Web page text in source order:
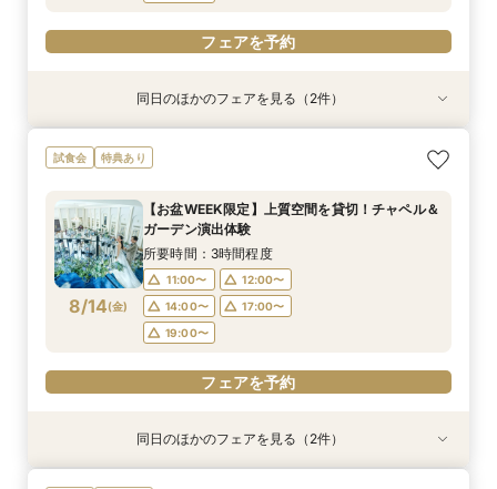
フェアを予約
特典あり
8/13(木)
2名様～少人数プラン【送迎付きで安心】一組貸
切でおススメ♪
12:00〜
13:00〜
15:00〜
17:00〜
18:00〜
フェアを予約
8/13(木)
【遠方の方◎オンライン相談会】スマホで簡単！
豪華5大特典付き
12:00〜
13:00〜
15:00〜
17:00〜
18:00〜
フェアを予約
同日のほかのフェアを見る（2件）
試食会 特典あり
8/14(金)
【お盆WEEK限定】上質空間を貸切！チャペル＆
ガーデン演出体験
所要時間：3時間程度
11:00〜
12:00〜
14:00〜
17:00〜
19:00〜
フェアを予約
特典あり同日のほかのフェアを見る（2件）